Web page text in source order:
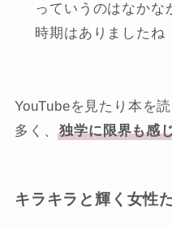
っていうのはなかな
時期はありましたね
YouTubeを見たり本を
多く、独学に限界も感
キラキラと輝く女性